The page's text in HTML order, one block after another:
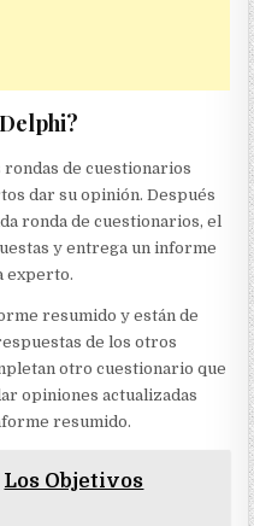
de cuestionarios
dar su opinión. Después
ronda de cuestionarios, el
y entrega un informe
experto.
resumido y están de
de los otros
otro cuestionario que
opiniones actualizadas
resumido.
Los Objetivos